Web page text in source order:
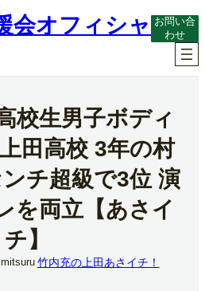
会オフィシャ
お問い合
わせ
校生男子ボディ
田高校 3年の村
チ超級で3位 演
を両立【あさイ
チ】
竹内充の上田あさイチ！